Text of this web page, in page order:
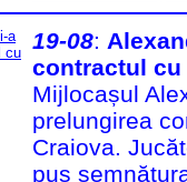
19-08:
contractul cu
Mijlocașul
prelungirea
Craiova.
pus